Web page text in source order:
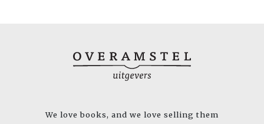
We love books, and we love selling them